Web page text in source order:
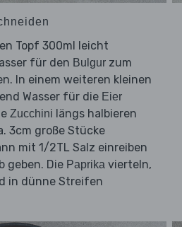
Topf 300ml leicht
für den Bulgur zum
In einem weiteren kleinen
Wasser für die Eier
Zucchini längs halbieren
3cm große Stücke
mit 1/2TL Salz einreiben
geben. Die Paprika vierteln,
in dünne Streifen